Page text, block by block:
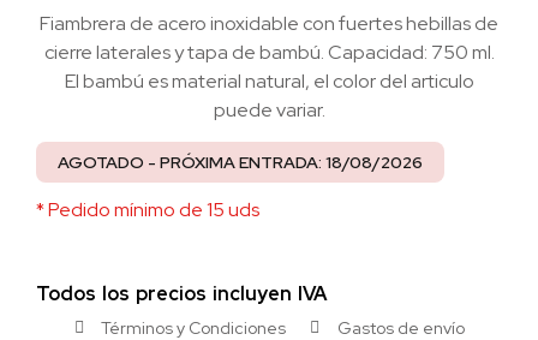
Fiambrera de acero inoxidable con fuertes hebillas de
cierre laterales y tapa de bambú. Capacidad: 750 ml.
El bambú es material natural, el color del articulo
puede variar.
AGOTADO - PRÓXIMA ENTRADA: 18/08/2026
* Pedido mínimo de 15 uds
Todos los precios incluyen IVA
Términos y Condiciones
Gastos de envío